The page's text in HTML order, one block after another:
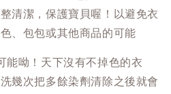
清潔，保護寶貝喔！以避免衣
、包包或其他商品的可能
能呦！天下沒有不掉色的衣
幾次把多餘染劑清除之後就會